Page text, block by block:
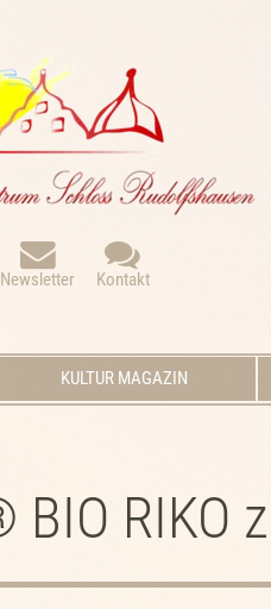
Navigation
überspringen
Newsletter Kontakt
KULTUR MAGAZIN
RIKO